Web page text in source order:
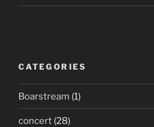
CATEGORIES
Boarstream (1)
concert (28)